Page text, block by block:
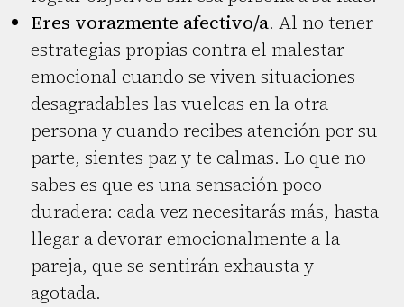
Eres vorazmente afectivo/a. Al no tener
estrategias propias contra el malestar
emocional cuando se viven situaciones
desagradables las vuelcas en la otra
persona y cuando recibes atención por su
parte, sientes paz y te calmas. Lo que no
sabes es que es una sensación poco
duradera: cada vez necesitarás más, hasta
llegar a devorar emocionalmente a la
pareja, que se sentirán exhausta y
agotada.